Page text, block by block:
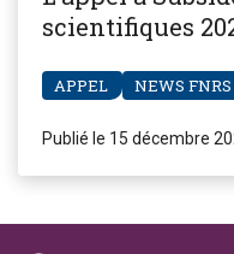
scientifiques
APPEL NEWS FNRS
Publié le 15 décembre